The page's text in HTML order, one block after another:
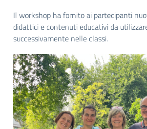
Il workshop ha fornito ai partecipanti
didattici e contenuti educativi da
successivamente nelle classi.